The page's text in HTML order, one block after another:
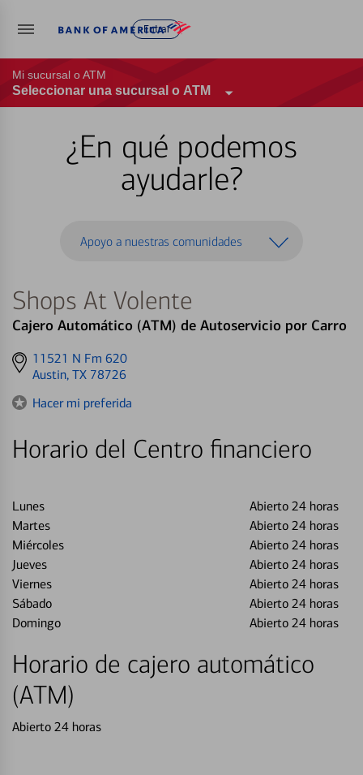
Entrar
Mi sucursal o ATM
Seleccionar una sucursal o ATM
¿En qué podemos
ayudarle?
Apoyo a nuestras comunidades
Shops At Volente
Cajero Automático (ATM) de Autoservicio por Carro
Get
directions
11521 N Fm 620
Austin, TX 78726
Hacer mi preferida
Horario del Centro financiero
Lunes
Abierto 24 horas
Martes
Abierto 24 horas
Miércoles
Abierto 24 horas
Jueves
Abierto 24 horas
Viernes
Abierto 24 horas
Sábado
Abierto 24 horas
Domingo
Abierto 24 horas
Horario de cajero automático
(ATM)
Abierto 24 horas